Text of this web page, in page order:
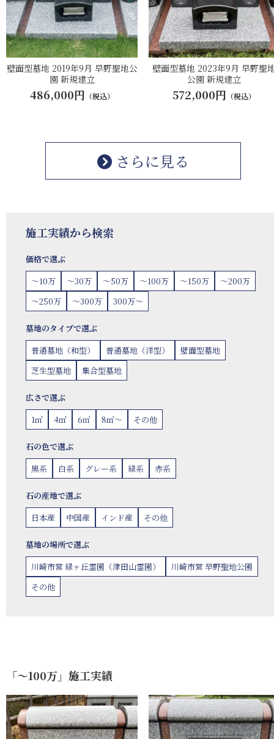
壁面型墓地 2019年9月 早野聖地公
園 新規建立
486,000円 （税込）
壁面型墓地 2023年9月 早野聖
公園 新規建立
572,000円 （税込）
さらに見る
施工実績から検索
価格で選ぶ
〜10万
〜30万 〜50万 〜100万 〜150万
〜200万
〜250万
〜300万 300万〜
墓地のタイプで選ぶ
普通墓地（和型）
普通墓地（洋型）
壁面型墓地
芝生型墓地
集合型墓地
広さで選ぶ
1㎡
4㎡ 6㎡ 8㎡〜 その他
石の色で選ぶ
黒系
白系 グレー系 緑系 赤系
石の産地で選ぶ
日本産
中国産 インド産 その他
墓地の場所で選ぶ
川崎市営 緑ヶ丘霊園（津田山霊園）
川崎市営 早野聖地公園
その他
「〜100万」施工実績